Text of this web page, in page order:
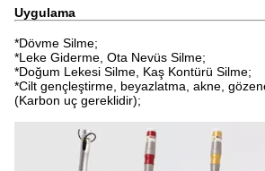
Uygulama
*Dövme Silme;
*Leke Giderme, Ota Nevüs Silme;
*Doğum Lekesi Silme, Kaş Kontürü Silme;
*Cilt gençleştirme, beyazlatma, akne,
(Karbon uç gereklidir);